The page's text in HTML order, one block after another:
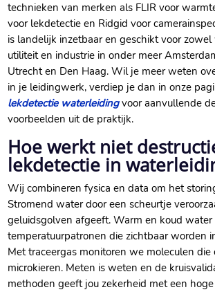
technieken van merken als FLIR voor
voor lekdetectie en Ridgid voor
is landelijk inzetbaar en geschikt voor
utiliteit en industrie in onder meer
Utrecht en Den Haag. Wil je meer weten
in je leidingwerk, verdiep je dan in onze
lekdetectie waterleidingvoor aanvullende
voorbeelden uit de praktijk.
Hoe werkt niet
lekdetectie in
Wij combineren fysica en data om het
Stromend water door een scheurtje
geluidsgolven afgeeft. Warm en koud water
temperatuurpatronen die zichtbaar worden
Met traceergas monitoren we moleculen
microkieren. Meten is weten en de
methoden geeft jou zekerheid met een